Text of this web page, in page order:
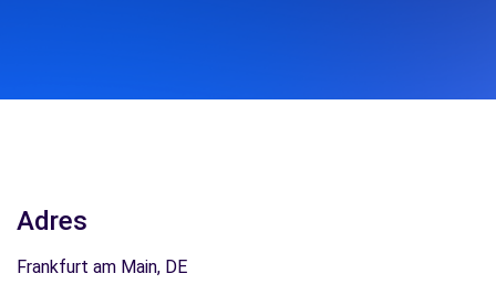
Adres
Frankfurt am Main, DE